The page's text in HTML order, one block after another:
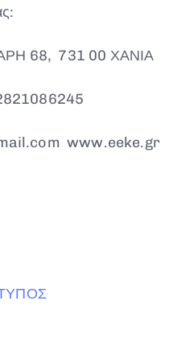
68, 731 00 ΧΑΝΙΑ
www.eeke.gr